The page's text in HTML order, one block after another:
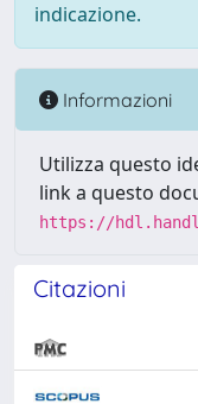
indicazione.
Informazioni
Utilizza questo
link a questo
https://
Citazioni